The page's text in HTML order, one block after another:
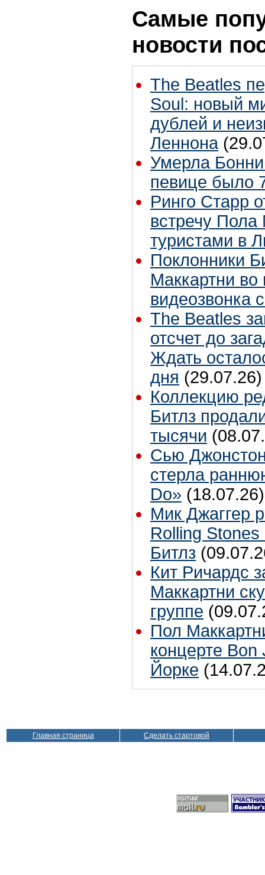
Самые
новости
The Beatles
Soul: новый
дублей и
Леннона
Умерла
певице было
Ринго Старр
встречу Пола
туристами в
Поклонники
Маккартни во
видеозвонка
The Beatles
отсчет до
Ждать
дня (29.07.26)
Коллекцию
Битлз
тысячи
Сью
стерла
Do» (18.07.26)
Мик Джаггер
Rolling Stones
Битлз
Кит Ричардс
Маккартни
группе
Пол
концерте
Йорке
Главная страница Сделать стартовой